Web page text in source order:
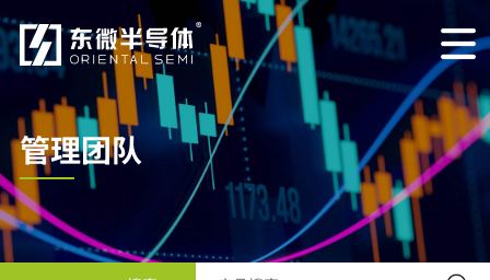
管理团队